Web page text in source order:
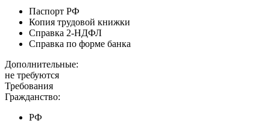
Паспорт РФ
Копия трудовой книжки
Справка 2-НДФЛ
Справка по форме банка
Дополнительные:
не требуются
Требования
Гражданство:
РФ